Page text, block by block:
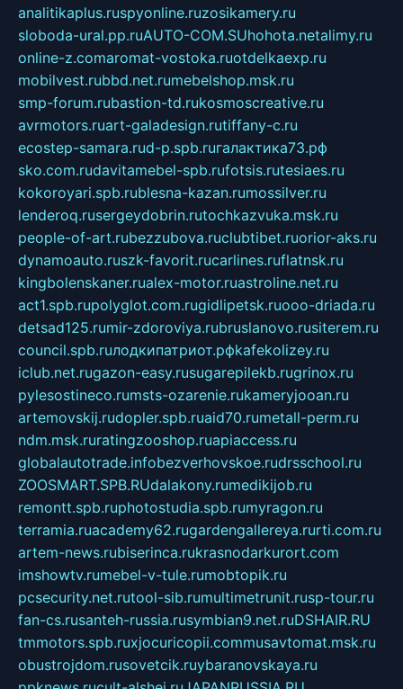
analitikaplus.ruspyonline.ruzosikamery.ru
sloboda-ural.pp.ruAUTO-COM.SUhohota.netalimy.ru
online-z.comaromat-vostoka.ruotdelkaexp.ru
mobilvest.rubbd.net.rumebelshop.msk.ru
smp-forum.rubastion-td.rukosmoscreative.ru
avrmotors.ruart-galadesign.rutiffany-c.ru
ecostep-samara.rud-p.spb.ruгалактика73.рф
sko.com.rudavitamebel-spb.rufotsis.rutesiaes.ru
kokoroyari.spb.rublesna-kazan.rumossilver.ru
lenderoq.rusergeydobrin.rutochkazvuka.msk.ru
people-of-art.rubezzubova.ruclubtibet.ruorior-aks.ru
dynamoauto.ruszk-favorit.rucarlines.ruflatnsk.ru
kingbolenskaner.rualex-motor.ruastroline.net.ru
act1.spb.rupolyglot.com.rugidlipetsk.ruooo-driada.ru
detsad125.rumir-zdoroviya.rubruslanovo.rusiterem.ru
council.spb.ruлодкипатриот.рфkafekolizey.ru
iclub.net.rugazon-easy.rusugarepilekb.rugrinox.ru
pylesostineco.rumsts-ozarenie.rukameryjooan.ru
artemovskij.rudopler.spb.ruaid70.rumetall-perm.ru
ndm.msk.ruratingzooshop.ruapiaccess.ru
globalautotrade.infobezverhovskoe.rudrsschool.ru
ZOOSMART.SPB.RUdalakony.rumedikijob.ru
remontt.spb.ruphotostudia.spb.rumyragon.ru
terramia.ruacademy62.rugardengallereya.rurti.com.ru
artem-news.rubiserinca.rukrasnodarkurort.com
imshowtv.rumebel-v-tule.rumobtopik.ru
pcsecurity.net.rutool-sib.rumultimetrunit.rusp-tour.ru
fan-cs.rusanteh-russia.rusymbian9.net.ruDSHAIR.RU
tmmotors.spb.ruxjocuricopii.commusavtomat.msk.ru
obustrojdom.rusovetcik.ruybaranovskaya.ru